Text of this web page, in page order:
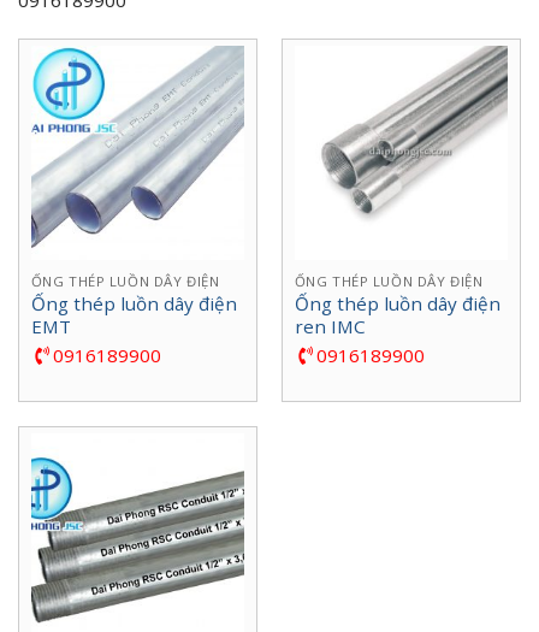
ỐNG THÉP LUỒN DÂY ĐIỆN
Ống thép luồn dây điện
EMT
0916189900
ỐNG THÉP LUỒN DÂY ĐIỆN
Ống thép luồn dây điện
ren IMC
0916189900